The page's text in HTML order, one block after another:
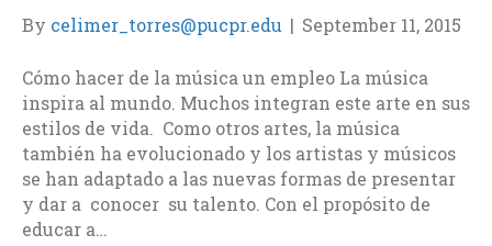
By celimer_torres@pucpr.edu | September 11, 2015
Cómo hacer de la música un empleo La música
inspira al mundo. Muchos integran este arte en sus
estilos de vida. Como otros artes, la música
también ha evolucionado y los artistas y músicos
se han adaptado a las nuevas formas de presentar
y dar a conocer su talento. Con el propósito de
educar a…